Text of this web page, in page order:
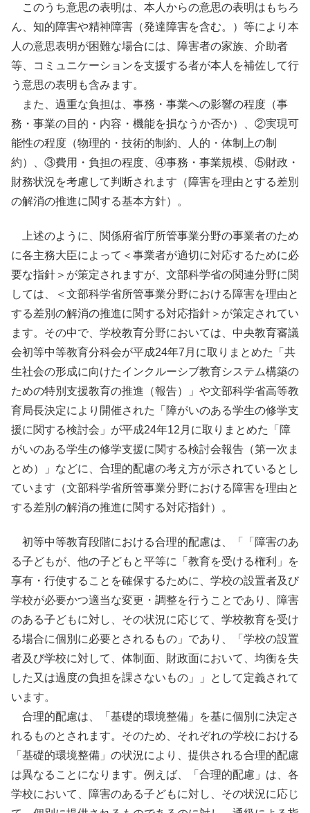
このうち意思の表明は、本人からの意思の表明はもちろ
ん、知的障害や精神障害（発達障害を含む。）等により本
人の意思表明が困難な場合には、障害者の家族、介助者
等、コミュニケーションを支援する者が本人を補佐して行
う意思の表明も含みます。
また、過重な負担は、事務・事業への影響の程度（事
務・事業の目的・内容・機能を損なうか否か）、②実現可
能性の程度（物理的・技術的制約、人的・体制上の制
約）、③費用・負担の程度、④事務・事業規模、⑤財政・
財務状況を考慮して判断されます（障害を理由とする差別
の解消の推進に関する基本方針）。
上述のように、関係府省庁所管事業分野の事業者のため
に各主務大臣によって＜事業者が適切に対応するために必
要な指針＞が策定されますが、文部科学省の関連分野に関
しては、＜文部科学省所管事業分野における障害を理由と
する差別の解消の推進に関する対応指針＞が策定されてい
ます。その中で、学校教育分野においては、中央教育審議
会初等中等教育分科会が平成24年7月に取りまとめた「共
生社会の形成に向けたインクルーシブ教育システム構築の
ための特別支援教育の推進（報告）」や文部科学省高等教
育局長決定により開催された「障がいのある学生の修学支
援に関する検討会」が平成24年12月に取りまとめた「障
がいのある学生の修学支援に関する検討会報告（第一次ま
とめ）」などに、合理的配慮の考え方が示されているとし
ています（文部科学省所管事業分野における障害を理由と
する差別の解消の推進に関する対応指針）。
初等中等教育段階における合理的配慮は、「「障害のあ
る子どもが、他の子どもと平等に「教育を受ける権利」を
享有・行使することを確保するために、学校の設置者及び
学校が必要かつ適当な変更・調整を行うことであり、障害
のある子どもに対し、その状況に応じて、学校教育を受け
る場合に個別に必要とされるもの」であり、「学校の設置
者及び学校に対して、体制面、財政面において、均衡を失
した又は過度の負担を課さないもの」」として定義されて
います。
合理的配慮は、「基礎的環境整備」を基に個別に決定さ
れるものとされます。そのため、それぞれの学校における
「基礎的環境整備」の状況により、提供される合理的配慮
は異なることになります。例えば、「合理的配慮」は、各
学校において、障害のある子どもに対し、その状況に応じ